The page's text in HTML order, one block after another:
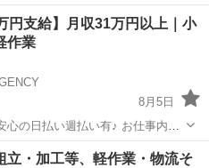
単な整備 ・再販売できるように準
給
円支給】月収31万円以上｜小
作業
8月5日
い週払い有♪ お仕事内容
内容！ 小さい部品を取
給
立・加工等、軽作業・物流そ